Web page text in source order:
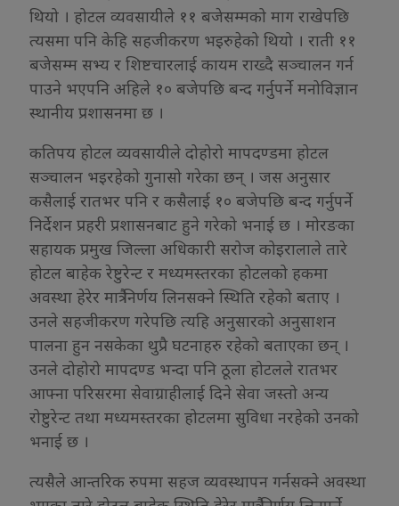
थियो । होटल व्यवसायीले ११ बजेसम्मको माग राखेपछि
त्यसमा पनि केहि सहजीकरण भइरुहेको थियो । राती ११
बजेसम्म सभ्य र शिष्टचारलाई कायम राख्दै सञ्चालन गर्न
पाउने भएपनि अहिले १० बजेपछि बन्द गर्नुपर्ने मनोविज्ञान
स्थानीय प्रशासनमा छ ।
कतिपय होटल व्यवसायीले दोहोरो मापदण्डमा होटल
सञ्चालन भइरहेको गुनासो गरेका छन् । जस अनुसार
कसैलाई रातभर पनि र कसैलाई १० बजेपछि बन्द गर्नुपर्ने
निर्देशन प्रहरी प्रशासनबाट हुने गरेको भनाई छ । मोरङका
सहायक प्रमुख जिल्ला अधिकारी सरोज कोइरालाले तारे
होटल बाहेक रेष्टुरेन्ट र मध्यमस्तरका होटलको हकमा
अवस्था हेरेर मात्रै निर्णय लिनसक्ने स्थिति रहेको बताए ।
उनले सहजीकरण गरेपछि त्यहि अनुसारको अनुसाशन
पालना हुन नसकेका थुप्रै घटनाहरु रहेको बताएका छन् ।
उनले दोहोरो मापदण्ड भन्दा पनि ठूला होटलले रातभर
आफ्ना परिसरमा सेवाग्राहीलाई दिने सेवा जस्तो अन्य
रोष्टुरेन्ट तथा मध्यमस्तरका होटलमा सुविधा नरहेको उनको
भनाई छ ।
त्यसैले आन्तरिक रुपमा सहज व्यवस्थापन गर्नसक्ने अवस्था